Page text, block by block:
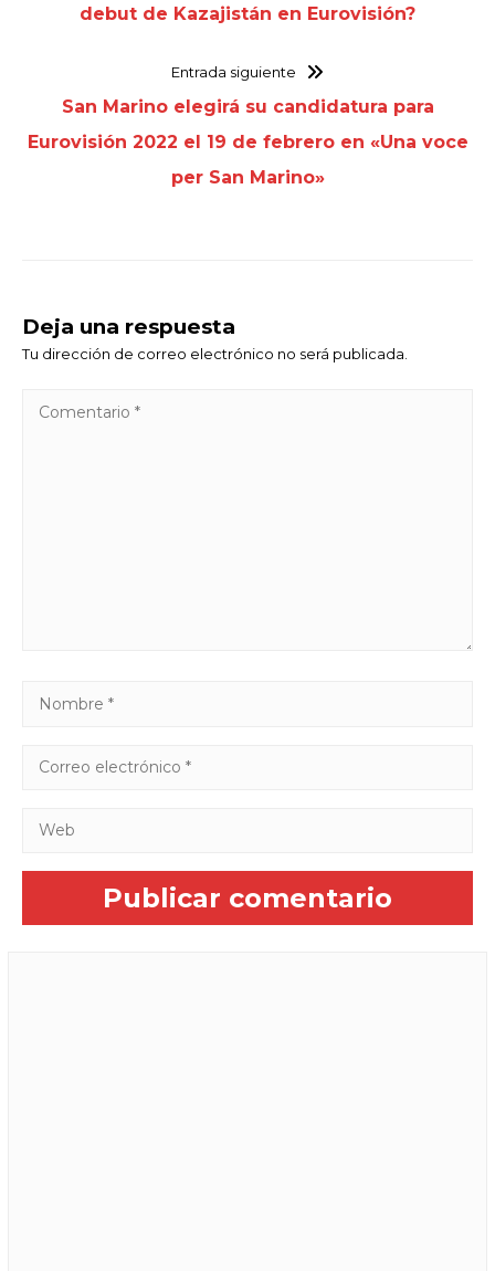
debut de Kazajistán en Eurovisión?
Entrada siguiente
San Marino elegirá su candidatura para
Eurovisión 2022 el 19 de febrero en «Una voce
per San Marino»
Deja una respuesta
Tu dirección de correo electrónico no será publicada.